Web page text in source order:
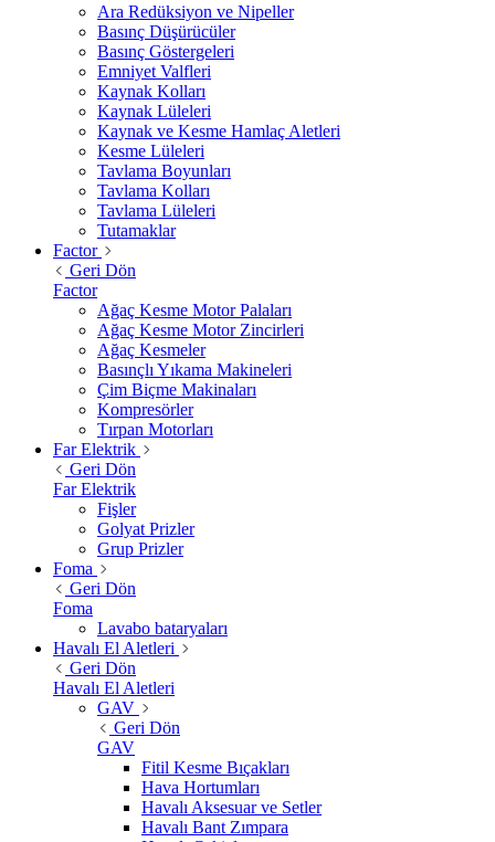
Ara Redüksiyon ve Nipeller
Basınç Düşürücüler
Basınç Göstergeleri
Emniyet Valfleri
Kaynak Kolları
Kaynak Lüleleri
Kaynak ve Kesme Hamlaç Aletleri
Kesme Lüleleri
Tavlama Boyunları
Tavlama Kolları
Tavlama Lüleleri
Tutamaklar
Factor
Geri Dön
Factor
Ağaç Kesme Motor Palaları
Ağaç Kesme Motor Zincirleri
Ağaç Kesmeler
Basınçlı Yıkama Makineleri
Çim Biçme Makinaları
Kompresörler
Tırpan Motorları
Far Elektrik
Geri Dön
Far Elektrik
Fişler
Golyat Prizler
Grup Prizler
Foma
Geri Dön
Foma
Lavabo bataryaları
Havalı El Aletleri
Geri Dön
Havalı El Aletleri
GAV
Geri Dön
GAV
Fitil Kesme Bıçakları
Hava Hortumları
Havalı Aksesuar ve Setler
Havalı Bant Zımpara